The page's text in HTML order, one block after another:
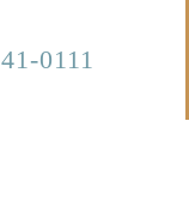
0111